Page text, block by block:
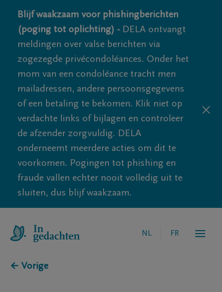
Blijf waakzaam voor phishingberichten
(poging tot oplichting) - DELA ontvangt
meldingen over valse berichten via
zogezegde privécondoléances. Onder het
mom van een condoléance tracht men
mailadressen, andere persoonsgegevens
of een betaling te bekomen. Klik niet op
verdachte links of bijlagen en controleer
de afzender zorgvuldig. DELA
onderneemt meerdere acties om dit te
voorkomen. Pogingen tot phishing en
fraude vallen echter nooit volledig uit te
sluiten, dus blijf waakzaam.
NL FR
← Vorige